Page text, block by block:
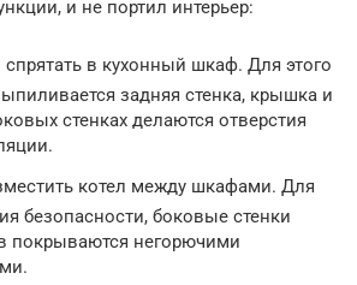
и не портил интерьер:
в кухонный шкаф. Для этого
задняя стенка, крышка и
стенках делаются отверстия
котел между шкафами. Для
безопасности, боковые стенки
покрываются негорючими